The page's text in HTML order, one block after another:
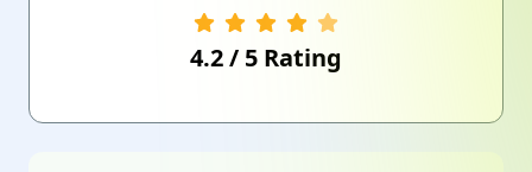
4.2/ 5 Rating